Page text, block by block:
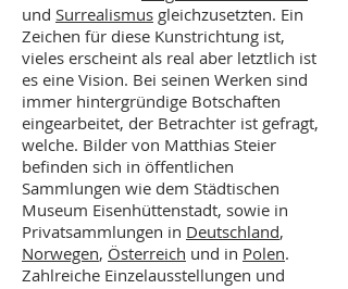
und Surrealismus gleichzusetzten. Ein
Zeichen für diese Kunstrichtung ist,
vieles erscheint als real aber letztlich ist
es eine Vision. Bei seinen Werken sind
immer hintergründige Botschaften
eingearbeitet, der Betrachter ist gefragt,
welche. Bilder von Matthias Steier
befinden sich in öffentlichen
Sammlungen wie dem Städtischen
Museum Eisenhüttenstadt, sowie in
Privatsammlungen in Deutschland,
Norwegen, Österreich und in Polen.
Zahlreiche Einzelausstellungen und